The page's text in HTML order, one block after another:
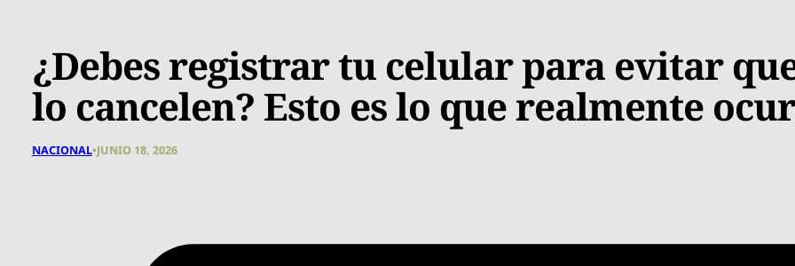
¿Debes registrar tu celular para evitar
lo cancelen? Esto es lo que realmente
NACIONAL•JUNIO 18, 2026